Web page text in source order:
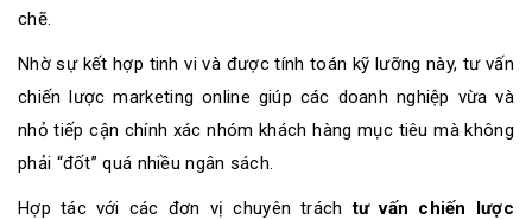
chẽ.
Nhờ sự kết hợp tinh vi và được tính toán kỹ lưỡng này, tư vấn
chiến lược marketing online giúp các doanh nghiệp vừa và
nhỏ tiếp cận chính xác nhóm khách hàng mục tiêu mà không
phải “đốt” quá nhiều ngân sách.
Hợp tác với các đơn vị chuyên trách tư vấn chiến lược